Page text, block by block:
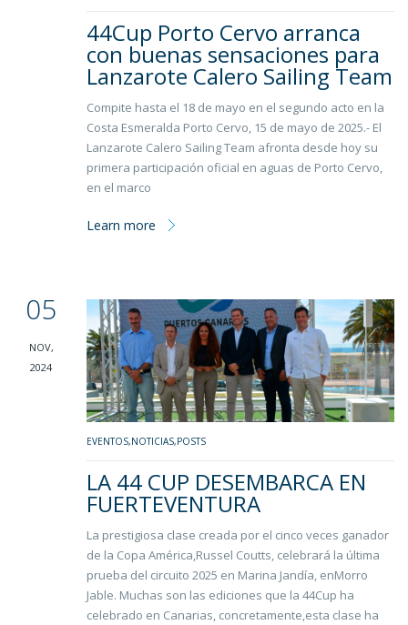
44Cup Porto Cervo arranca
con buenas sensaciones para
Lanzarote Calero Sailing Team
Compite hasta el 18 de mayo en el segundo acto en la
Costa Esmeralda Porto Cervo, 15 de mayo de 2025.- El
Lanzarote Calero Sailing Team afronta desde hoy su
primera participación oficial en aguas de Porto Cervo,
en el marco
Learn more
05
NOV,
2024
EVENTOS,NOTICIAS,POSTS
LA 44 CUP DESEMBARCA EN
FUERTEVENTURA
La prestigiosa clase creada por el cinco veces ganador
de la Copa América,Russel Coutts, celebrará la última
prueba del circuito 2025 en Marina Jandía, enMorro
Jable. Muchas son las ediciones que la 44Cup ha
celebrado en Canarias, concretamente,esta clase ha